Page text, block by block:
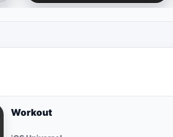
Workout